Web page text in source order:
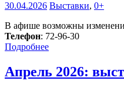
30.04.2026 Выставки, 0+
В афише возможны
Телефон: 72-96-30
Подробнее
Апрель 2026: